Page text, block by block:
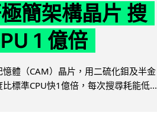
簡架構晶片 搜
1 億倍
體（CAM）晶片，用二硫化鉬及半金
標準CPU快1億倍，每次搜尋耗能低...